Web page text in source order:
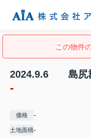
この物件
2024.9.6 島尻
-
価格 -
土地面積-